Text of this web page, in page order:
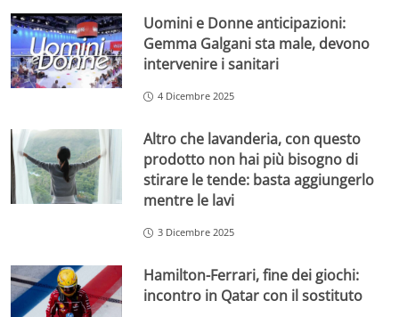
Uomini e Donne anticipazioni:
Gemma Galgani sta male, devono
intervenire i sanitari
4 Dicembre 2025
Altro che lavanderia, con questo
prodotto non hai più bisogno di
stirare le tende: basta aggiungerlo
mentre le lavi
3 Dicembre 2025
Hamilton-Ferrari, fine dei giochi:
incontro in Qatar con il sostituto